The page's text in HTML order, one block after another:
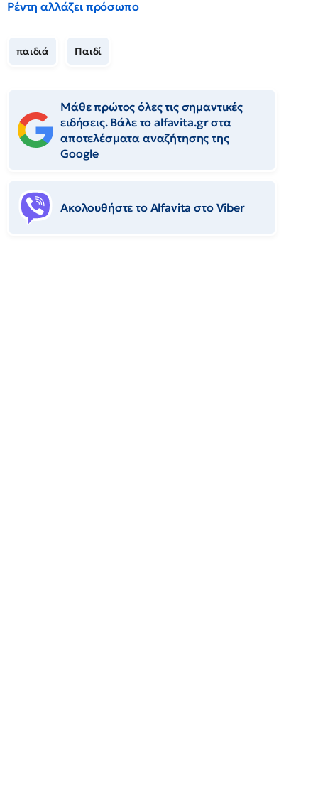
Ρέντη αλλάζει πρόσωπο
παιδιά Παιδί
Μάθε πρώτος όλες τις σημαντικές
ειδήσεις. Βάλε το alfavita.gr στα
αποτελέσματα αναζήτησης της
Google
Ακολουθήστε το Αlfavita στο Viber